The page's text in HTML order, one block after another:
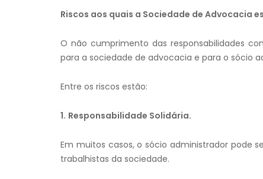
Riscos aos quais a Sociedade de Advocacia
O não cumprimento das responsabilidades
para a sociedade de advocacia e para o sócio
Entre os riscos estão:
1. Responsabilidade Solidária.
Em muitos casos, o sócio administrador pode
trabalhistas da sociedade.